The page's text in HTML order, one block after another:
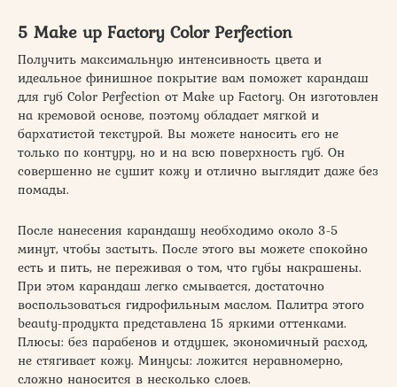
5 Make up Factory Color Perfection
Получить максимальную интенсивность цвета и
идеальное финишное покрытие вам поможет карандаш
для губ Color Perfection от Make up Factory. Он изготовлен
на кремовой основе, поэтому обладает мягкой и
бархатистой текстурой. Вы можете наносить его не
только по контуру, но и на всю поверхность губ. Он
совершенно не сушит кожу и отлично выглядит даже без
помады.
После нанесения карандашу необходимо около 3-5
минут, чтобы застыть. После этого вы можете спокойно
есть и пить, не переживая о том, что губы накрашены.
При этом карандаш легко смывается, достаточно
воспользоваться гидрофильным маслом. Палитра этого
beauty-продукта представлена 15 яркими оттенками.
Плюсы: без парабенов и отдушек, экономичный расход,
не стягивает кожу. Минусы: ложится неравномерно,
сложно наносится в несколько слоев.